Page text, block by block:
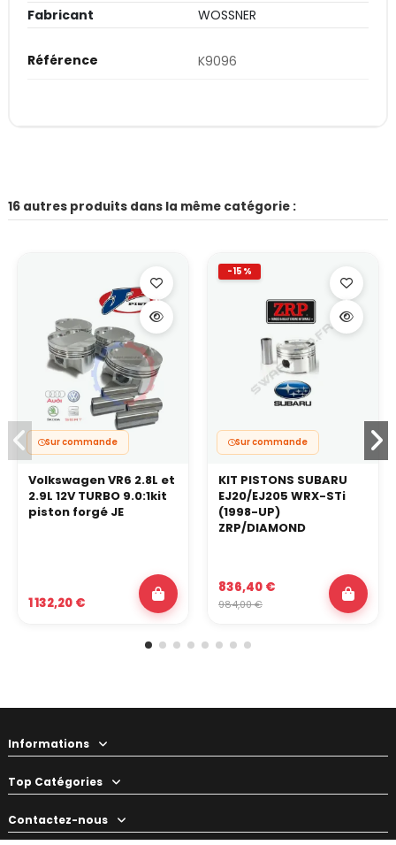
Fabricant
WOSSNER
Référence K9096
16 autres produits dans la même catégorie :
Sur commande
Volkswagen VR6 2.8L et
2.9L 12V TURBO 9.0:1kit
piston forgé JE
1 132,20 €
-15%
Sur commande
KIT PISTONS SUBARU
EJ20/EJ205 WRX-STi
(1998-UP)
ZRP/DIAMOND
836,40 €
984,00 €
Informations
Top Catégories
Contactez-nous